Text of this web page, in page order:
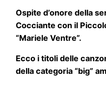
Ospite d’onore della
Cocciante con il
“Mariele Ventre”.
Ecco i titoli delle
della categoria “big”